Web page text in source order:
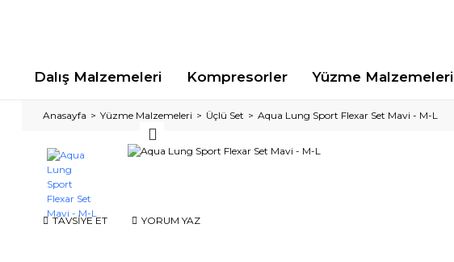
Dalış Malzemeleri Kompresorler Yüzme Malzemeleri
Anasayfa Yüzme Malzemeleri Üçlü Set Aqua Lung Sport Flexar Set Mavi - M-L
TAVSİYE ET YORUM YAZ